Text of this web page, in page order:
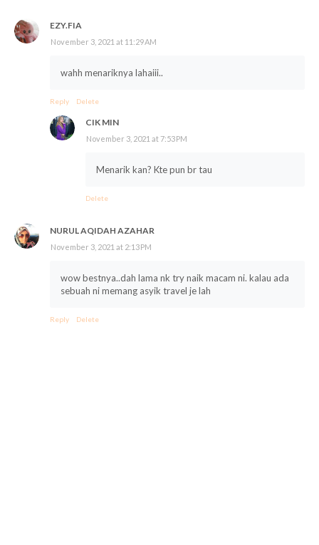
EZY.FIA
November 3, 2021 at 11:29 AM
wahh menariknya lahaiii..
Reply Delete
CIK MIN
November 3, 2021 at 7:53 PM
Menarik kan? Kte pun br tau
Delete
NURUL AQIDAH AZAHAR
November 3, 2021 at 2:13 PM
wow bestnya..dah lama nk try naik macam ni. kalau ada
sebuah ni memang asyik travel je lah
Reply Delete